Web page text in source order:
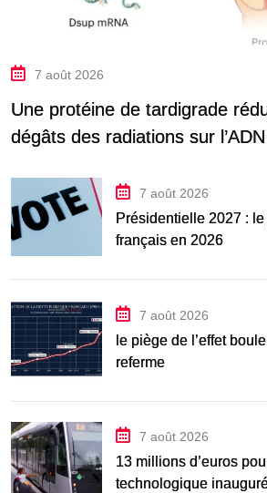
7 août 2026
Une protéine de tardigrade
dégâts des radiations sur
7 août 2026
Présidentielle 2027 :
français en 2026
7 août 2026
le piège de l’effet
referme
7 août 2026
13 millions d’euros
technologique